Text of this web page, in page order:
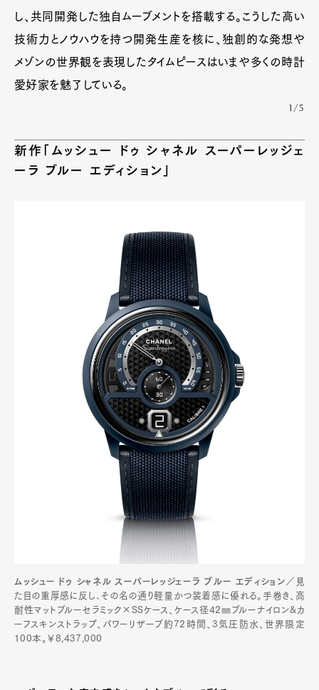
し、共同開発した独自ムーブメントを搭載する。こうした高い
技術力とノウハウを持つ開発生産を核に、独創的な発想や
メゾンの世界観を表現したタイムピースはいまや多くの時計
愛好家を魅了している。
1/5
新作「ムッシュー ドゥ シャネル スーパーレッジェ
ーラ ブルー エディション」
ムッシュー ドゥ シャネル スーパーレッジェーラ ブルー エディション ／見
た目の重厚感に反し､その名の通り軽量かつ装着感に優れる。手巻き、高
耐性マットブルーセラミック×SSケース、ケース径42㎜ブルーナイロン&カ
ーフスキンストラップ、パワーリザーブ約72時間、3気圧防水、世界限定
100本。￥8,437,000